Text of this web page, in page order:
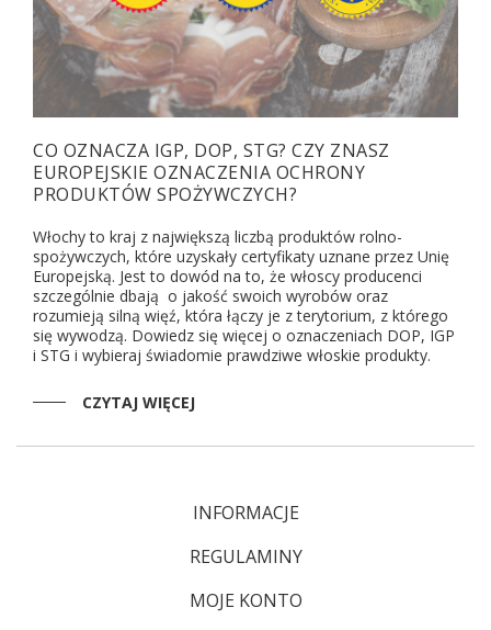
CO OZNACZA IGP, DOP, STG? CZY ZNASZ
EUROPEJSKIE OZNACZENIA OCHRONY
PRODUKTÓW SPOŻYWCZYCH?
Włochy to kraj z największą liczbą produktów rolno-
spożywczych, które uzyskały certyfikaty uznane przez Unię
Europejską. Jest to dowód na to, że włoscy producenci
szczególnie dbają o jakość swoich wyrobów oraz
rozumieją silną więź, która łączy je z terytorium, z którego
się wywodzą. Dowiedz się więcej o oznaczeniach DOP, IGP
i STG i wybieraj świadomie prawdziwe włoskie produkty.
CZYTAJ WIĘCEJ
INFORMACJE
REGULAMINY
MOJE KONTO